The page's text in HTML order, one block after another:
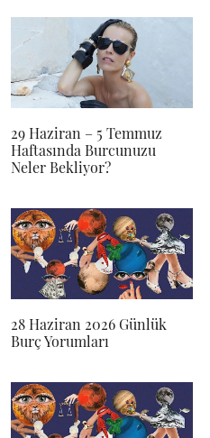
29 Haziran – 5 Temmuz
Haftasında Burcunuzu
Neler Bekliyor?
28 Haziran 2026 Günlük
Burç Yorumları